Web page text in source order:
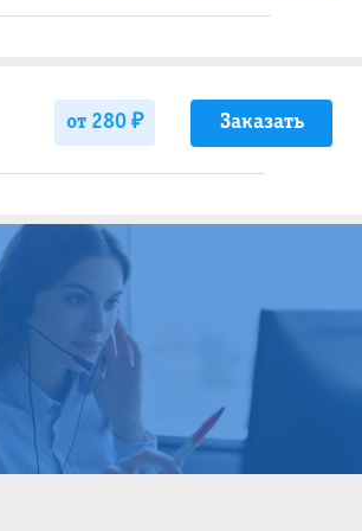
от 280 ₽ Заказать